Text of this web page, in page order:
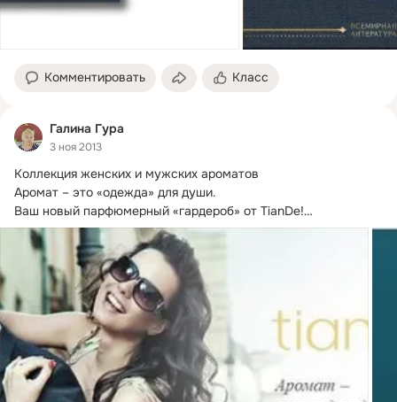
Комментировать Класс
Галина Гура
3 ноя 2013
Коллекция женских и мужских ароматов
Аромат – это «одежда» для души.
Ваш новый парфюмерный «гардероб» от TianDe!
Почему туалетная вода?